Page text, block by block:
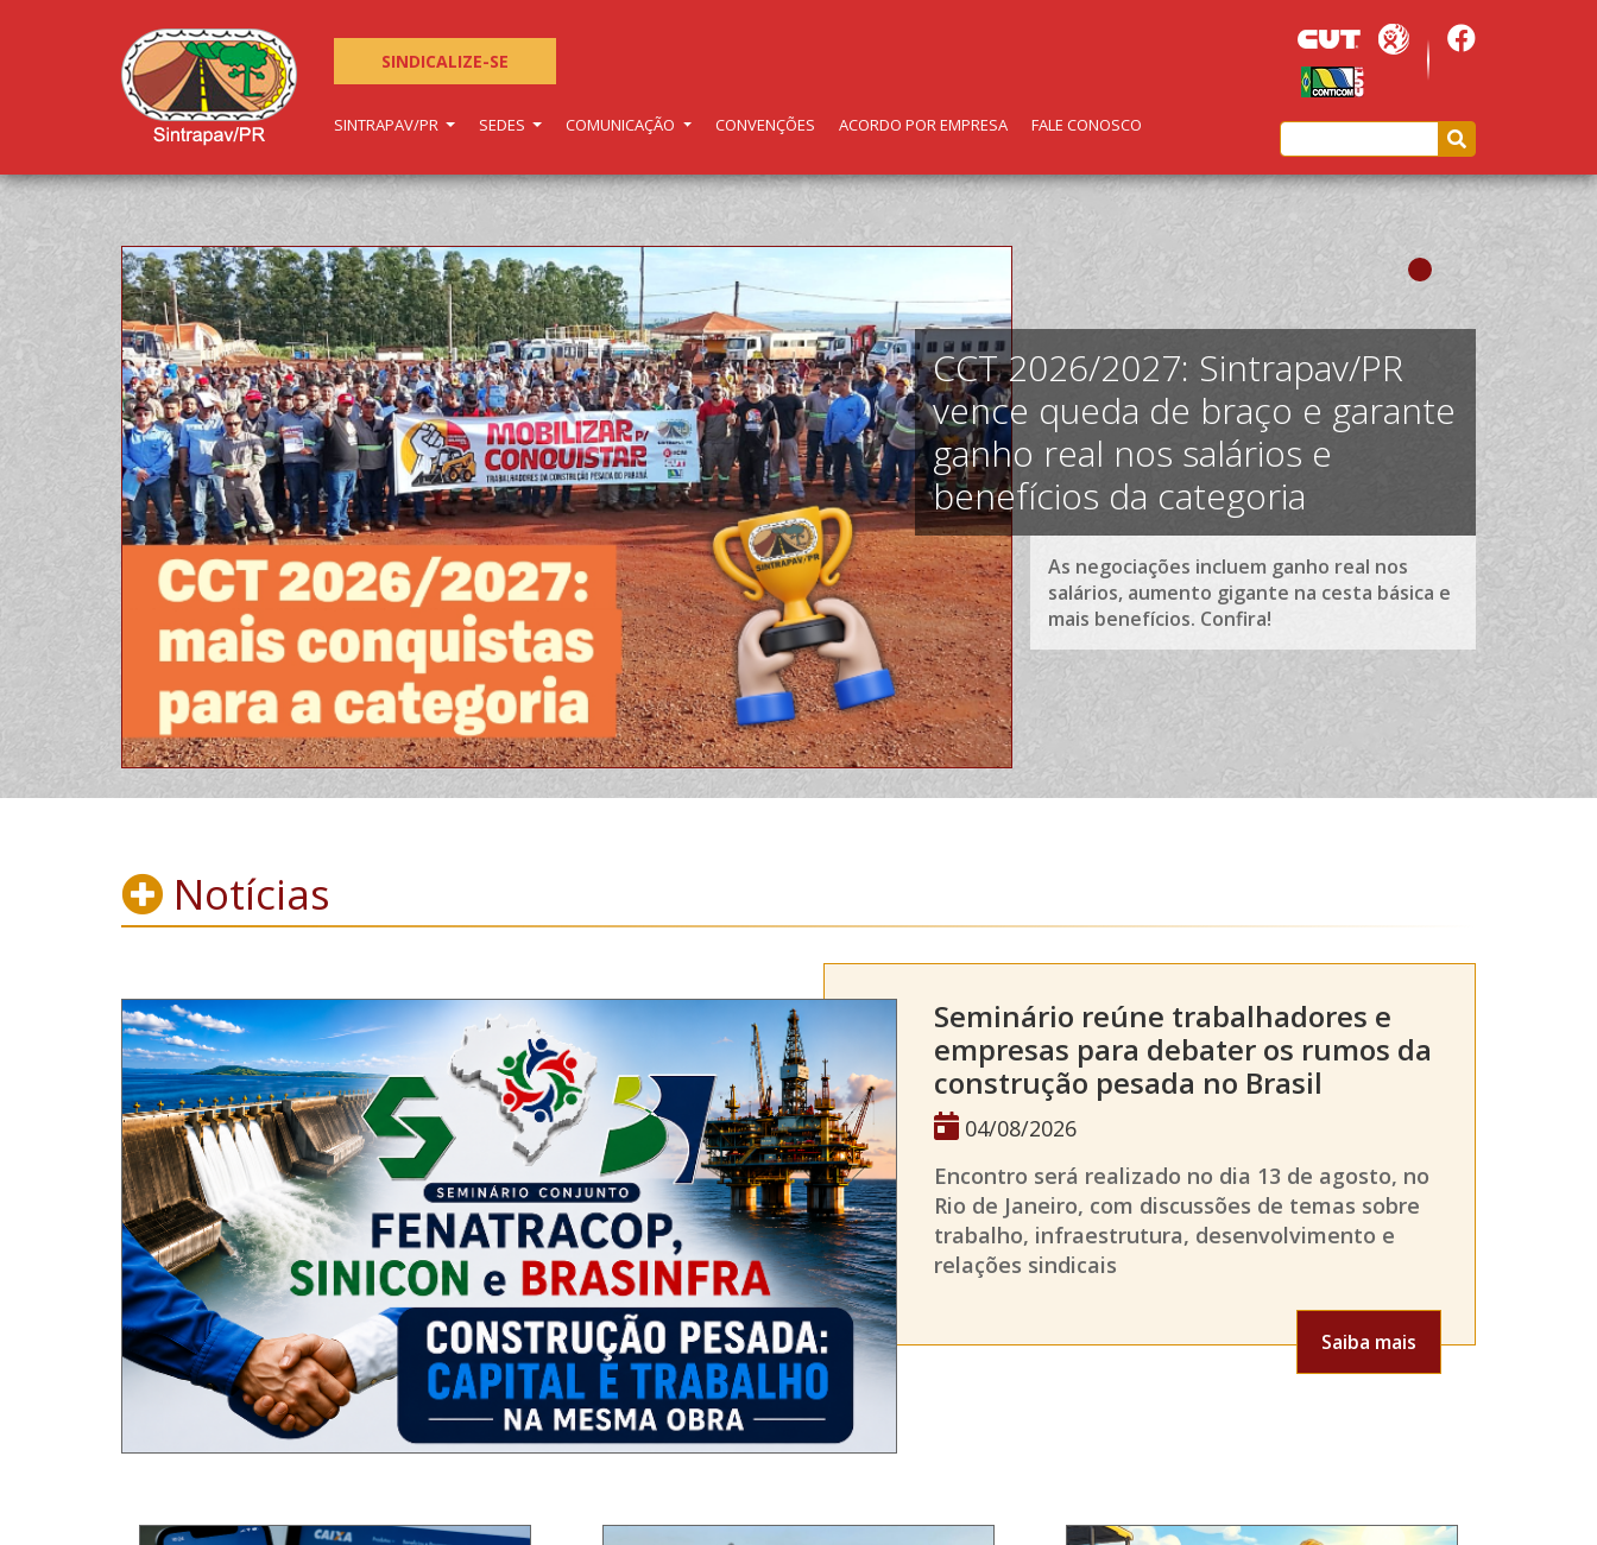
SINDICALIZE-SE
SINTRAPAV/PR SEDES COMUNICAÇÃO CONVENÇÕES ACORDO POR EMPRESA FALE CONOSCO
CCT 2026/2027: Sintrapav/PR
vence queda de braço e garante
ganho real nos salários e
benefícios da categoria
As negociações incluem ganho real nos
salários, aumento gigante na cesta básica e
mais benefícios. Confira!
Notícias
Seminário reúne trabalhadores e
empresas para debater os rumos da
construção pesada no Brasil
04/08/2026
Encontro será realizado no dia 13 de agosto, no
Rio de Janeiro, com discussões de temas sobre
trabalho, infraestrutura, desenvolvimento e
relações sindicais
Saiba mais